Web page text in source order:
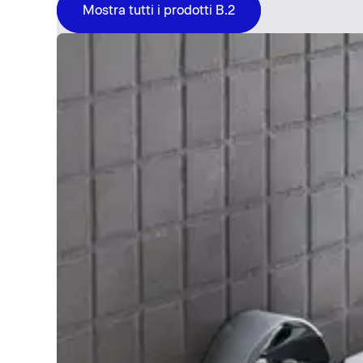
Mostra tutti i prodotti B.2